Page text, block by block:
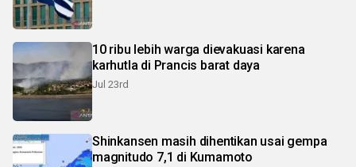
10 ribu lebih warga dievakuasi karena
karhutla di Prancis barat daya
Jul 23rd
Shinkansen masih dihentikan usai gempa
magnitudo 7,1 di Kumamoto